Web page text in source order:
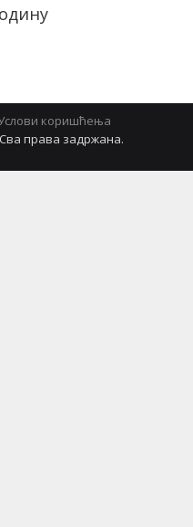
коришћења
права задржана.